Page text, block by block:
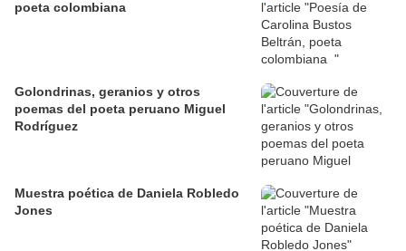
poeta colombiana
Golondrinas, geranios y otros
poemas del poeta peruano Miguel
Rodríguez
Muestra poética de Daniela Robledo
Jones